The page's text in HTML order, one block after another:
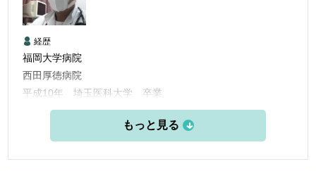
経歴
福岡大学病院
西田厚徳病院
平成10年 埼玉医科大学 卒業
平成10年 福岡大学病院 臨床研修
平成12年 福岡大学病院 呼吸器科入局